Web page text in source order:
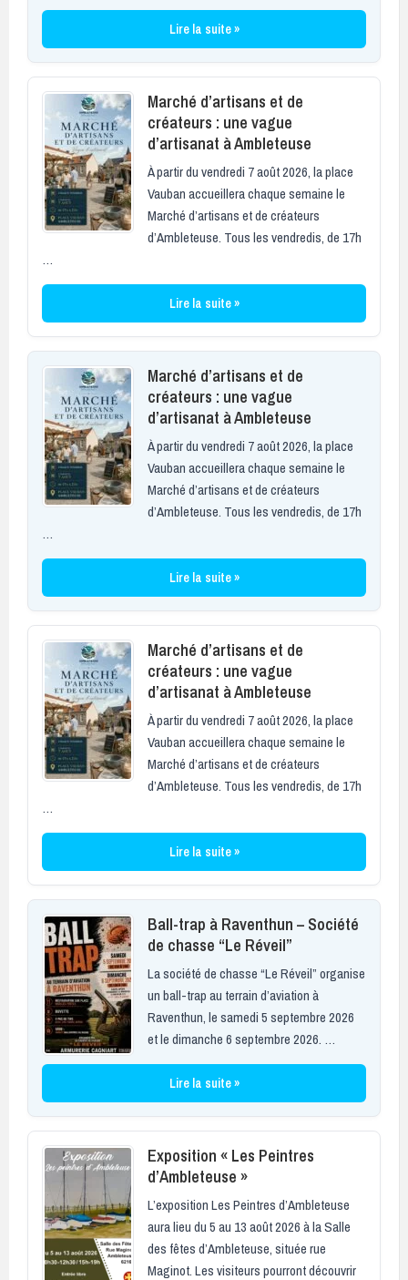
Lire la suite »
Marché d’artisans et de
créateurs : une vague
d’artisanat à Ambleteuse
À partir du vendredi 7 août 2026, la place
Vauban accueillera chaque semaine le
Marché d’artisans et de créateurs
d’Ambleteuse. Tous les vendredis, de 17h
…
Lire la suite »
Marché d’artisans et de
créateurs : une vague
d’artisanat à Ambleteuse
À partir du vendredi 7 août 2026, la place
Vauban accueillera chaque semaine le
Marché d’artisans et de créateurs
d’Ambleteuse. Tous les vendredis, de 17h
…
Lire la suite »
Marché d’artisans et de
créateurs : une vague
d’artisanat à Ambleteuse
À partir du vendredi 7 août 2026, la place
Vauban accueillera chaque semaine le
Marché d’artisans et de créateurs
d’Ambleteuse. Tous les vendredis, de 17h
…
Lire la suite »
Ball-trap à Raventhun – Société
de chasse “Le Réveil”
La société de chasse “Le Réveil” organise
un ball-trap au terrain d’aviation à
Raventhun, le samedi 5 septembre 2026
et le dimanche 6 septembre 2026. …
Lire la suite »
Exposition « Les Peintres
d’Ambleteuse »
L’exposition Les Peintres d’Ambleteuse
aura lieu du 5 au 13 août 2026 à la Salle
des fêtes d’Ambleteuse, située rue
Maginot. Les visiteurs pourront découvrir